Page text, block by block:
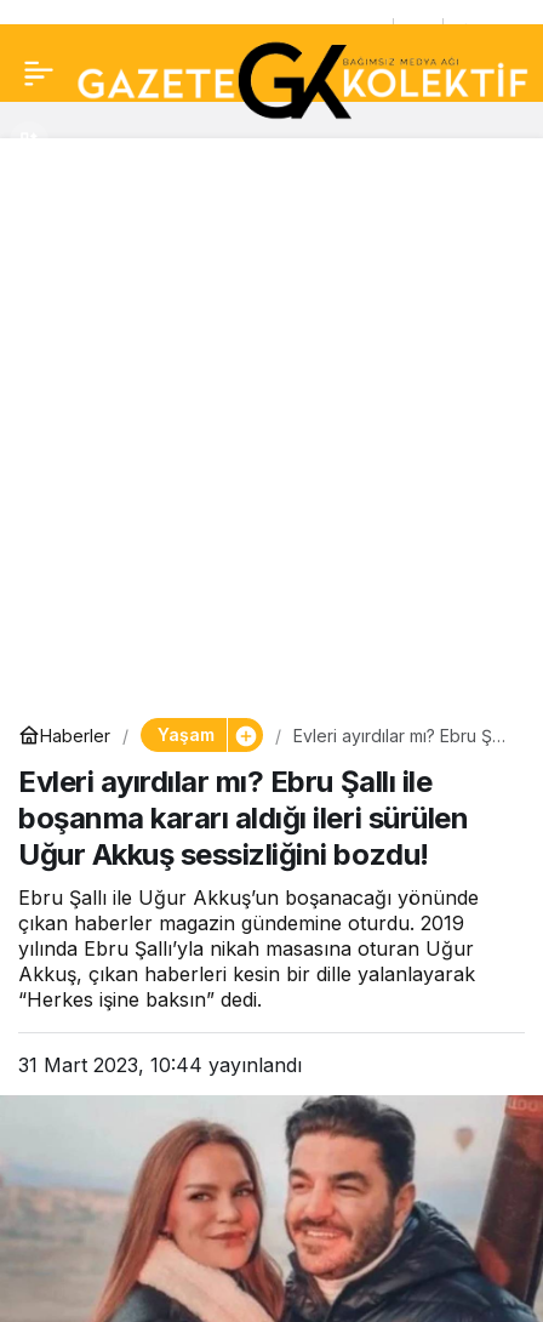
Haberler Yaşam
Evleri ayırdılar mı? Ebru Şallı
ileri sürülen Uğur Akkuş
sessizliğini bozdu!
Evleri ayırdılar mı? Ebru Şallı ile
boşanma kararı aldığı ileri sürülen
Uğur Akkuş sessizliğini bozdu!
Ebru Şallı ile Uğur Akkuş’un boşanacağı yönünde
çıkan haberler magazin gündemine oturdu. 2019
yılında Ebru Şallı’yla nikah masasına oturan Uğur
Akkuş, çıkan haberleri kesin bir dille yalanlayarak
“Herkes işine baksın” dedi.
31 Mart 2023, 10:44 yayınlandı
adaylığına yapılan